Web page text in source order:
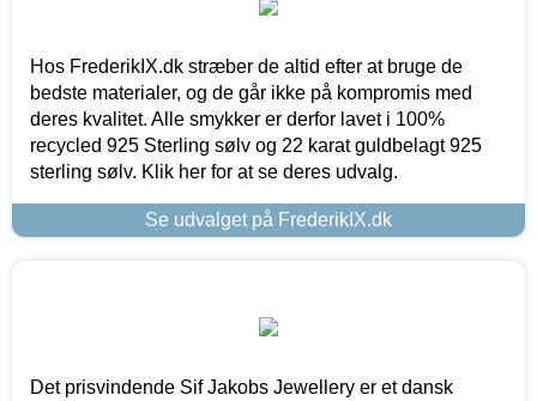
Hos FrederikIX.dk stræber de altid efter at bruge de
bedste materialer, og de går ikke på kompromis med
deres kvalitet. Alle smykker er derfor lavet i 100%
recycled 925 Sterling sølv og 22 karat guldbelagt 925
sterling sølv. Klik her for at se deres udvalg.
Se udvalget på FrederikIX.dk
Det prisvindende Sif Jakobs Jewellery er et dansk